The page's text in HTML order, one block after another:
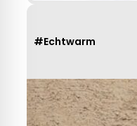
#Echtwarm